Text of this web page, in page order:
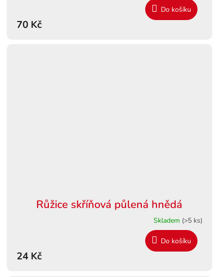
70 Kč
Do košíku
Růžice skříňová půlená hnědá
Skladem (>5 ks)
24 Kč
Do košíku